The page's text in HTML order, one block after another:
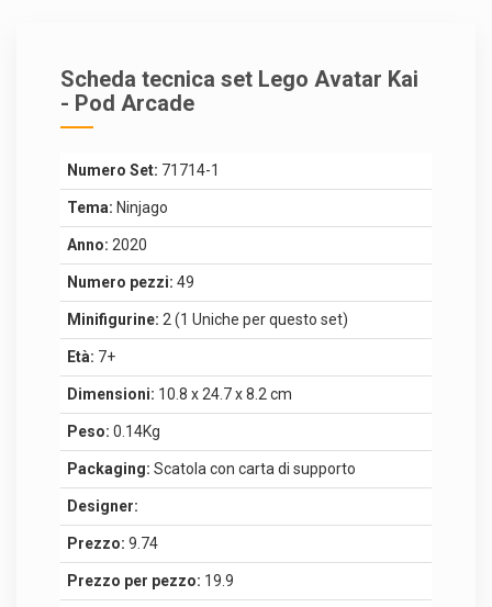
Scheda tecnica set Lego Avatar Kai
- Pod Arcade
Numero Set: 71714-1
Tema: Ninjago
Anno: 2020
Numero pezzi: 49
Minifigurine: 2 (1 Uniche per questo set)
Età: 7+
Dimensioni: 10.8 x 24.7 x 8.2 cm
Peso: 0.14Kg
Packaging: Scatola con carta di supporto
Designer:
Prezzo: 9.74
Prezzo per pezzo: 19.9